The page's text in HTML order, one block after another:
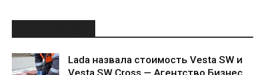
Lada назвала стоимость Vesta SW и
Vesta SW Cross — Агентство Бизнес